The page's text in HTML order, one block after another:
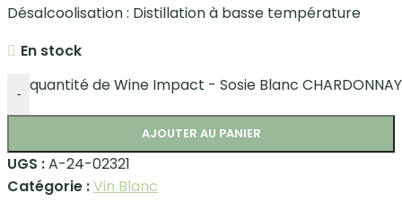
Désalcoolisation : Distillation à basse température
En stock
- quantité de Wine Impact - Sosie Blanc CHARDONNAY
AJOUTER AU PANIER
UGS :A-24-02321
Catégorie :Vin Blanc